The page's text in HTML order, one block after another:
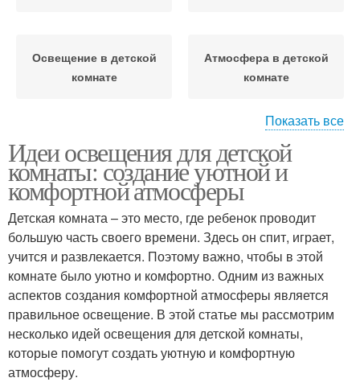
Освещение в детской
комнате
Атмосфера в детской
комнате
Комната с помощью Детская комната
Зоны в детской комнате Комната для создания
Показать все
Идеи освещения для детской
комнаты: создание уютной и
комфортной атмосферы
Детская комната – это место, где ребенок проводит
большую часть своего времени. Здесь он спит, играет,
учится и развлекается. Поэтому важно, чтобы в этой
комнате было уютно и комфортно. Одним из важных
аспектов создания комфортной атмосферы является
правильное освещение. В этой статье мы рассмотрим
несколько идей освещения для детской комнаты,
которые помогут создать уютную и комфортную
атмосферу.